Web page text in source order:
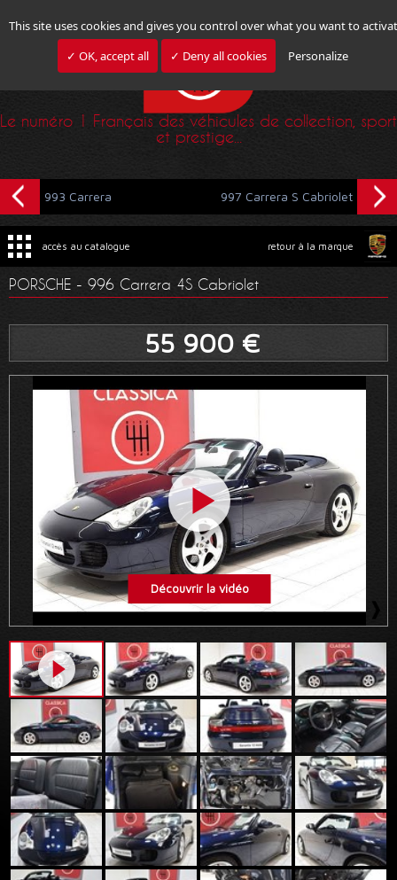
This site uses cookies and gives you control over what you want to
✓ OK, accept all
✓ Deny all cookies Personalize
Le numéro 1 Français des véhicules de collection, sport
et prestige...
993 Carrera
accès au catalogue retour à la marque
997 Carrera S Cabriolet
PORSCHE - 996 Carrera 4S Cabriolet
55 900 €
Découvrir la vidéo